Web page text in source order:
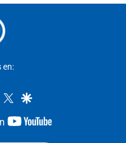
en:
instagram
twittergoogle
youtube-